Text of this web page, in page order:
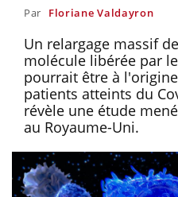
Par Floriane Valdayron
Un relargage massif
molécule libérée par
pourrait être à
patients atteints du
révèle une étude
au Royaume-Uni.